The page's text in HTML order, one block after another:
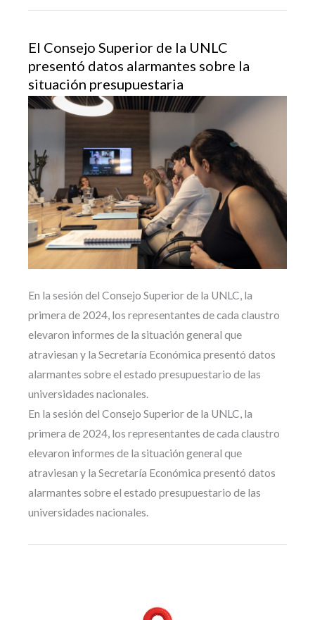
El Consejo Superior de la UNLC
presentó datos alarmantes sobre la
situación presupuestaria
En la sesión del Consejo Superior de la UNLC, la
primera de 2024, los representantes de cada claustro
elevaron informes de la situación general que
atraviesan y la Secretaría Económica presentó datos
alarmantes sobre el estado presupuestario de las
universidades nacionales.
En la sesión del Consejo Superior de la UNLC, la
primera de 2024, los representantes de cada claustro
elevaron informes de la situación general que
atraviesan y la Secretaría Económica presentó datos
alarmantes sobre el estado presupuestario de las
universidades nacionales.